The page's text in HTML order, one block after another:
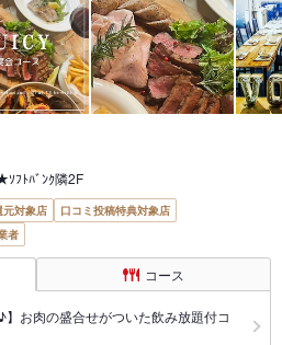
ﾌﾄﾊﾞﾝｸ隣2F
元対象店
口コミ投稿特典対象店
者
コース
】お肉の盛合せがついた飲み放題付コ